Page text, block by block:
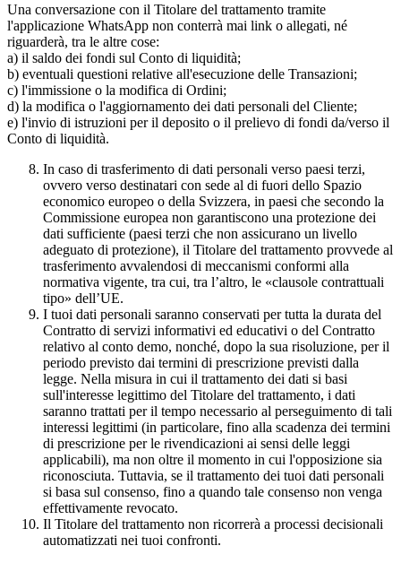
Una conversazione con il Titolare del trattamento tramite
l'applicazione WhatsApp non conterrà mai link o allegati, né
riguarderà, tra le altre cose:
a) il saldo dei fondi sul Conto di liquidità;
b) eventuali questioni relative all'esecuzione delle Transazioni;
c) l'immissione o la modifica di Ordini;
d) la modifica o l'aggiornamento dei dati personali del Cliente;
e) l'invio di istruzioni per il deposito o il prelievo di fondi da/verso il
Conto di liquidità.
In caso di trasferimento di dati personali verso paesi terzi,
ovvero verso destinatari con sede al di fuori dello Spazio
economico europeo o della Svizzera, in paesi che secondo la
Commissione europea non garantiscono una protezione dei
dati sufficiente (paesi terzi che non assicurano un livello
adeguato di protezione), il Titolare del trattamento provvede al
trasferimento avvalendosi di meccanismi conformi alla
normativa vigente, tra cui, tra l’altro, le «clausole contrattuali
tipo» dell’UE.
I tuoi dati personali saranno conservati per tutta la durata del
Contratto di servizi informativi ed educativi o del Contratto
relativo al conto demo, nonché, dopo la sua risoluzione, per il
periodo previsto dai termini di prescrizione previsti dalla
legge. Nella misura in cui il trattamento dei dati si basi
sull'interesse legittimo del Titolare del trattamento, i dati
saranno trattati per il tempo necessario al perseguimento di tali
interessi legittimi (in particolare, fino alla scadenza dei termini
di prescrizione per le rivendicazioni ai sensi delle leggi
applicabili), ma non oltre il momento in cui l'opposizione sia
riconosciuta. Tuttavia, se il trattamento dei tuoi dati personali
si basa sul consenso, fino a quando tale consenso non venga
effettivamente revocato.
Il Titolare del trattamento non ricorrerà a processi decisionali
automatizzati nei tuoi confronti.